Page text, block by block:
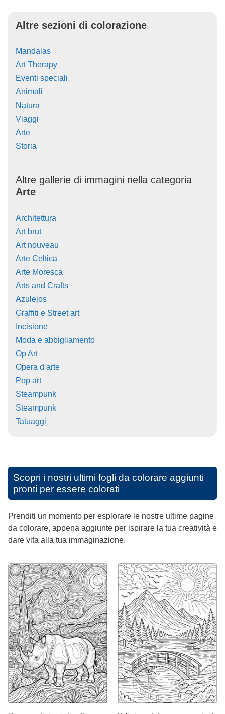
Altre sezioni di colorazione
Mandalas
Art Therapy
Eventi speciali
Animali
Natura
Viaggi
Arte
Storia
Altre gallerie di immagini nella categoria
Arte
Architettura
Art brut
Art nouveau
Arte Celtica
Arte Moresca
Arts and Crafts
Azulejos
Graffiti e Street art
Incisione
Moda e abbigliamento
Op Art
Opera d arte
Pop art
Steampunk
Steampunk
Tatuaggi
Scopri i nostri ultimi fogli da colorare aggiunti
pronti per essere colorati
Prenditi un momento per esplorare le nostre ultime pagine
da colorare, appena aggiunte per ispirare la tua creatività e
dare vita alla tua immaginazione.